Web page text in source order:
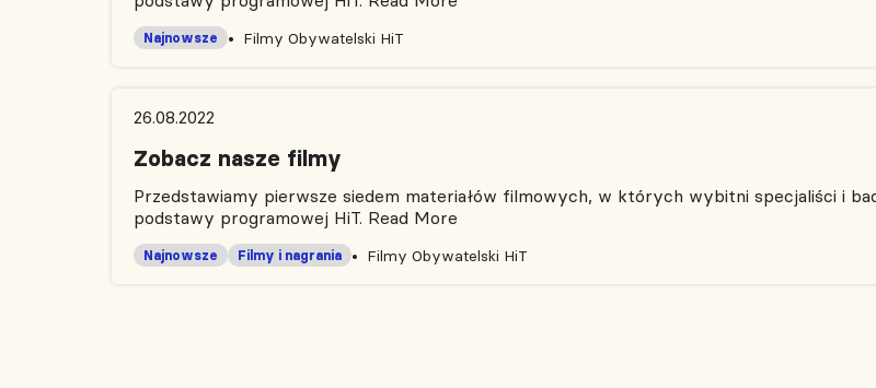
Filmy Obywatelski HiT
Najnowsze
26.08.2022
Zobacz nasze filmy
Przedstawiamy pierwsze siedem materiałów filmowych, w których wybitni specjaliści i
podstawy programowej HiT. Read More
Filmy Obywatelski HiT
Najnowsze Filmy i nagrania